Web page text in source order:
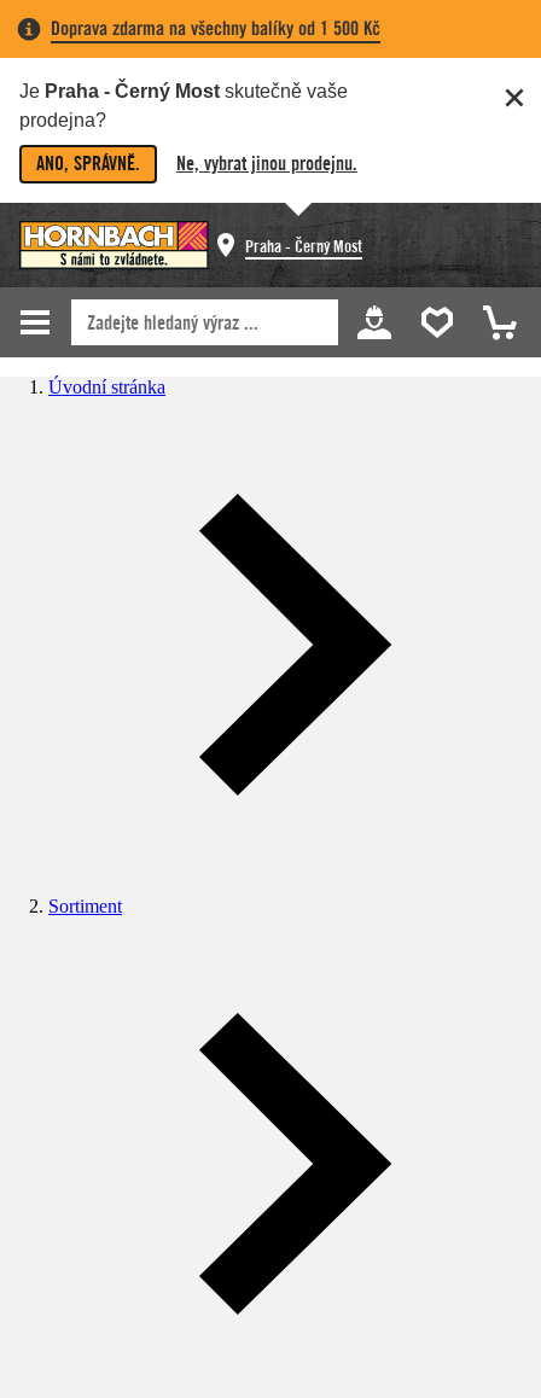
Doprava zdarma na všechny balíky od 1 500 Kč
Je Praha - Černý Most skutečně vaše
prodejna?
ANO, SPRÁVNĚ. Ne, vybrat jinou prodejnu.
Praha - Černý Most
Úvodní stránka
Sortiment